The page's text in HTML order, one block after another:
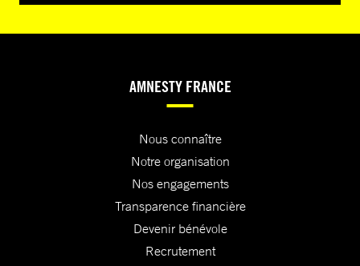
AMNESTY FRANCE
Nous connaître
Notre organisation
Nos engagements
Transparence financière
Devenir bénévole
Recrutement